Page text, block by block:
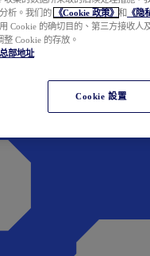
析。我们的
《Cookie 政策》 和 《隐
Cookie 的确切目的、第三方接收
Cookie 的存放。
总部地址
Cookie 設置